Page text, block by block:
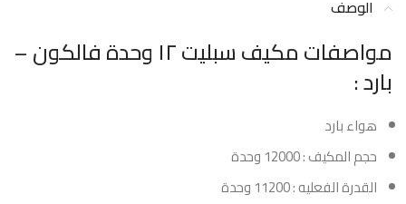
الوصف
مواصفات مكيف سبليت ١٢ وحدة فالكون –
بارد :
هواء بارد
حجم المكيف : 12000 وحدة
القدرة الفعليه : 11200 وحدة